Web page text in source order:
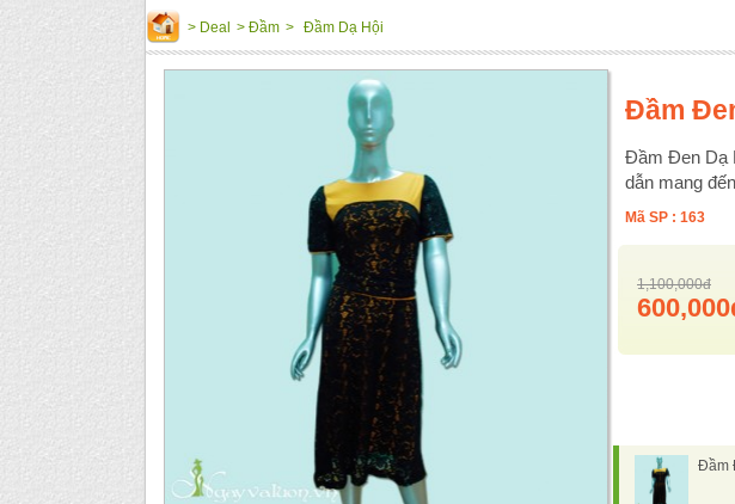
> Deal > Đầm > Đầm Dạ Hội
Đầm
Đầm Đen Dạ
dẫn mang
Mã SP : 163
1,100,000đ
Đầm